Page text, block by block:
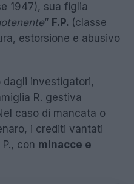
1947), sua figlia
” F.P. (classe
estorsione e abusivo
investigatori,
R. gestiva
caso di mancata o
i crediti vantati
con minacce e